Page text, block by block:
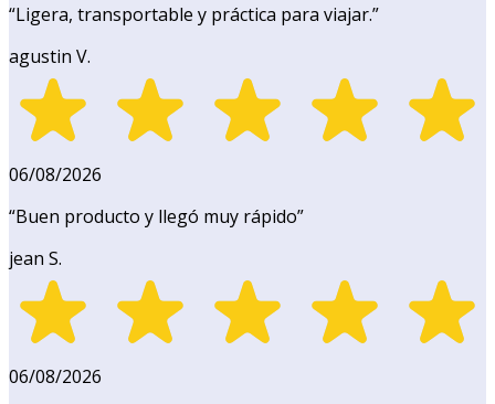
“Ligera, transportable y práctica para viajar.”
agustin V.
06/08/2026
“Buen producto y llegó muy rápido”
jean S.
06/08/2026